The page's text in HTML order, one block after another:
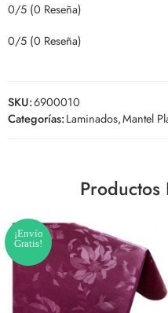
0/5 (0 Reseña)
0/5 (0 Reseña)
SKU:6900010
Categorías:Laminados,Mantel
Productos
¡Envío
Gratis!